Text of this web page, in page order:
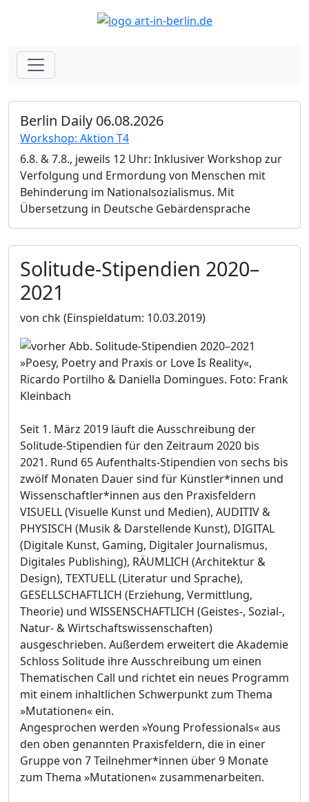
Berlin Daily 06.08.2026
Workshop: Aktion T4
6.8. & 7.8., jeweils 12 Uhr: Inklusiver Workshop zur
Verfolgung und Ermordung von Menschen mit
Behinderung im Nationalsozialismus. Mit
Übersetzung in Deutsche Gebärdensprache
Solitude-Stipendien 2020–
2021
von chk(Einspieldatum: 10.03.2019)
»Poesy, Poetry and Praxis or Love Is Reality«,
Ricardo Portilho & Daniella Domingues. Foto: Frank
Kleinbach
Seit 1. März 2019 läuft die Ausschreibung der
Solitude-Stipendien für den Zeitraum 2020 bis
2021. Rund 65 Aufenthalts-Stipendien von sechs bis
zwölf Monaten Dauer sind für Künstler*innen und
Wissenschaftler*innen aus den Praxisfeldern
VISUELL (Visuelle Kunst und Medien), AUDITIV &
PHYSISCH (Musik & Darstellende Kunst), DIGITAL
(Digitale Kunst, Gaming, Digitaler Journalismus,
Digitales Publishing), RÄUMLICH (Architektur &
Design), TEXTUELL (Literatur und Sprache),
GESELLSCHAFTLICH (Erziehung, Vermittlung,
Theorie) und WISSENSCHAFTLICH (Geistes-, Sozial-,
Natur- & Wirtschaftswissenschaften)
ausgeschrieben. Außerdem erweitert die Akademie
Schloss Solitude ihre Ausschreibung um einen
Thematischen Call und richtet ein neues Programm
mit einem inhaltlichen Schwerpunkt zum Thema
»Mutationen« ein.
Angesprochen werden »Young Professionals« aus
den oben genannten Praxisfeldern, die in einer
Gruppe von 7 Teilnehmer*innen über 9 Monate
zum Thema »Mutationen« zusammenarbeiten.